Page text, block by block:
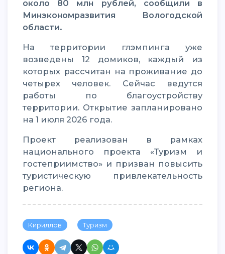
около 80 млн рублей, сообщили в
Минэкономразвития Вологодской
области.
На территории глэмпинга уже
возведены 12 домиков, каждый из
которых рассчитан на проживание до
четырех человек. Сейчас ведутся
работы по благоустройству
территории. Открытие запланировано
на 1 июля 2026 года.
Проект реализован в рамках
национального проекта «Туризм и
гостеприимство» и призван повысить
туристическую привлекательность
региона.
Кириллов Туризм